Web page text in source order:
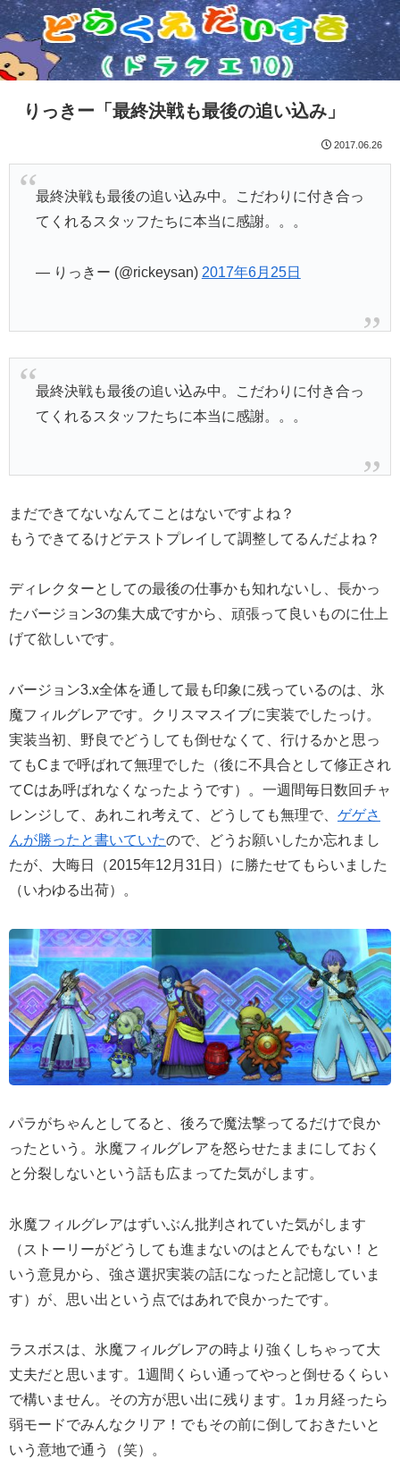
りっきー「最終決戦も最後の追い込み」
2017.06.26
最終決戦も最後の追い込み中。こだわりに付き合っ
てくれるスタッフたちに本当に感謝。。。
— りっきー (@rickeysan) 2017年6月25日
最終決戦も最後の追い込み中。こだわりに付き合っ
てくれるスタッフたちに本当に感謝。。。
まだできてないなんてことはないですよね？
もうできてるけどテストプレイして調整してるんだよね？
ディレクターとしての最後の仕事かも知れないし、長かっ
たバージョン3の集大成ですから、頑張って良いものに仕上
げて欲しいです。
バージョン3.x全体を通して最も印象に残っているのは、氷
魔フィルグレアです。クリスマスイブに実装でしたっけ。
実装当初、野良でどうしても倒せなくて、行けるかと思っ
てもCまで呼ばれて無理でした（後に不具合として修正され
てCはあ呼ばれなくなったようです）。一週間毎日数回チャ
レンジして、あれこれ考えて、どうしても無理で、 ゲゲさ
んが勝ったと書いていたので、どうお願いしたか忘れまし
たが、大晦日（2015年12月31日）に勝たせてもらいました
（いわゆる出荷）。
パラがちゃんとしてると、後ろで魔法撃ってるだけで良か
ったという。氷魔フィルグレアを怒らせたままにしておく
と分裂しないという話も広まってた気がします。
氷魔フィルグレアはずいぶん批判されていた気がします
（ストーリーがどうしても進まないのはとんでもない！と
いう意見から、強さ選択実装の話になったと記憶していま
す）が、思い出という点ではあれで良かったです。
ラスボスは、氷魔フィルグレアの時より強くしちゃって大
丈夫だと思います。1週間くらい通ってやっと倒せるくらい
で構いません。その方が思い出に残ります。1ヵ月経ったら
弱モードでみんなクリア！でもその前に倒しておきたいと
いう意地で通う（笑）。